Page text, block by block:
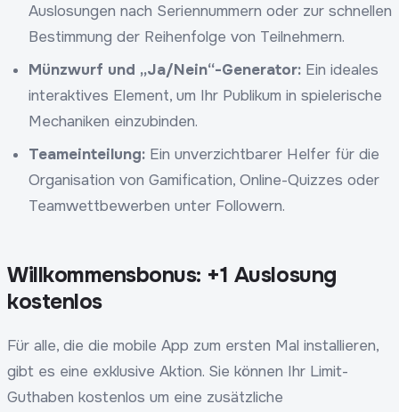
Auslosungen nach Seriennummern oder zur schnellen
Bestimmung der Reihenfolge von Teilnehmern.
Münzwurf und „Ja/Nein“-Generator: Ein ideales
interaktives Element, um Ihr Publikum in spielerische
Mechaniken einzubinden.
Teameinteilung: Ein unverzichtbarer Helfer für die
Organisation von Gamification, Online-Quizzes oder
Teamwettbewerben unter Followern.
Willkommensbonus: +1 Auslosung
kostenlos
Für alle, die die mobile App zum ersten Mal installieren,
gibt es eine exklusive Aktion. Sie können Ihr Limit-
Guthaben kostenlos um eine zusätzliche